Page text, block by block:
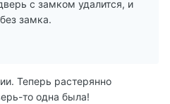
с замком удалится, и
замка.
Теперь растерянно
то одна была!